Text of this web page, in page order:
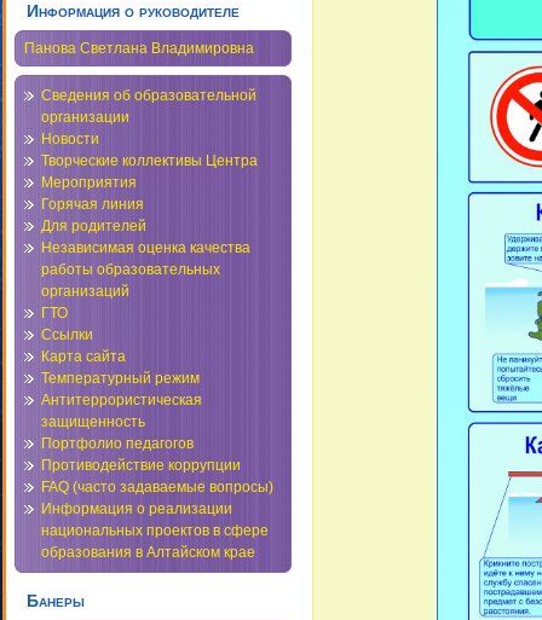
Информация о руководителе
Панова Светлана Владимировна
Сведения об образовательной
организации
Новости
Творческие коллективы Центра
Мероприятия
Горячая линия
Для родителей
Независимая оценка качества
работы образовательных
организаций
ГТО
Ссылки
Карта сайта
Температурный режим
Антитеррористическая
защищенность
Портфолио педагогов
Противодействие коррупции
FAQ (часто задаваемые вопросы)
Информация о реализации
национальных проектов в сфере
образования в Алтайском крае
Банеры